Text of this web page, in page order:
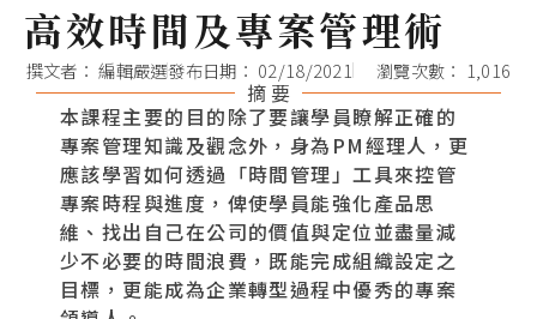
高效時間及專案管理術
撰文者： 編輯嚴選發布日期： 02/18/2021 瀏覽次數： 1,016
摘 要
本課程主要的目的除了要讓學員瞭解正確的
專案管理知識及觀念外，身為PM經理人，更
應該學習如何透過「時間管理」工具來控管
專案時程與進度，俾使學員能強化產品思
維、找出自己在公司的價值與定位並盡量減
少不必要的時間浪費，既能完成組織設定之
目標，更能成為企業轉型過程中優秀的專案